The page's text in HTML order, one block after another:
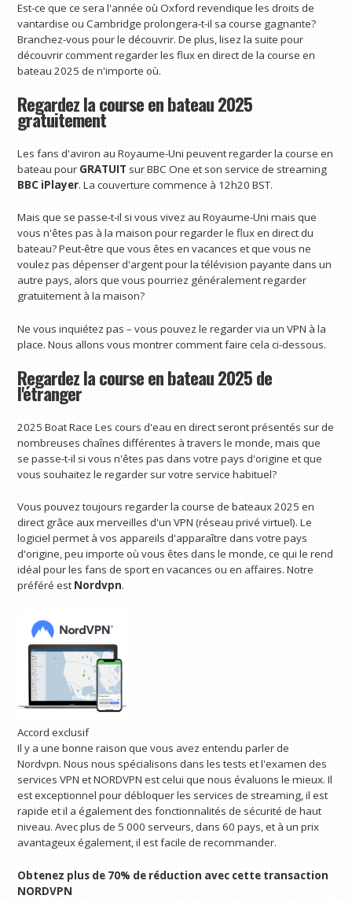
Est-ce que ce sera l'année où Oxford revendique les droits de
vantardise ou Cambridge prolongera-t-il sa course gagnante?
Branchez-vous pour le découvrir. De plus, lisez la suite pour
découvrir comment regarder les flux en direct de la course en
bateau 2025 de n'importe où.
Regardez la course en bateau 2025
gratuitement
Les fans d'aviron au Royaume-Uni peuvent regarder la course en
bateau pour GRATUIT sur BBC One et son service de streaming
BBC iPlayer. La couverture commence à 12h20 BST.
Mais que se passe-t-il si vous vivez au Royaume-Uni mais que
vous n'êtes pas à la maison pour regarder le flux en direct du
bateau? Peut-être que vous êtes en vacances et que vous ne
voulez pas dépenser d'argent pour la télévision payante dans un
autre pays, alors que vous pourriez généralement regarder
gratuitement à la maison?
Ne vous inquiétez pas – vous pouvez le regarder via un VPN à la
place. Nous allons vous montrer comment faire cela ci-dessous.
Regardez la course en bateau 2025 de
l'étranger
2025 Boat Race Les cours d'eau en direct seront présentés sur de
nombreuses chaînes différentes à travers le monde, mais que
se passe-t-il si vous n'êtes pas dans votre pays d'origine et que
vous souhaitez le regarder sur votre service habituel?
Vous pouvez toujours regarder la course de bateaux 2025 en
direct grâce aux merveilles d'un VPN (réseau privé virtuel). Le
logiciel permet à vos appareils d'apparaître dans votre pays
d'origine, peu importe où vous êtes dans le monde, ce qui le rend
idéal pour les fans de sport en vacances ou en affaires. Notre
préféré est Nordvpn.
Accord exclusif
Il y a une bonne raison que vous avez entendu parler de
Nordvpn. Nous nous spécialisons dans les tests et l'examen des
services VPN et NORDVPN est celui que nous évaluons le mieux. Il
est exceptionnel pour débloquer les services de streaming, il est
rapide et il a également des fonctionnalités de sécurité de haut
niveau. Avec plus de 5 000 serveurs, dans 60 pays, et à un prix
avantageux également, il est facile de recommander.
Obtenez plus de 70% de réduction avec cette transaction
NORDVPN